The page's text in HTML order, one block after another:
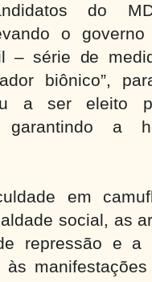
do
o
– série de
biônico”,
a ser eleito
garantindo a
em
social, as
repressão e a
às